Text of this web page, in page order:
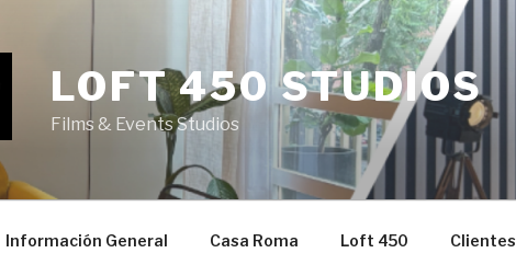
LOFT 450 STUDIOS
Films & Events Studios
Información General Casa Roma Loft 450 Clientes